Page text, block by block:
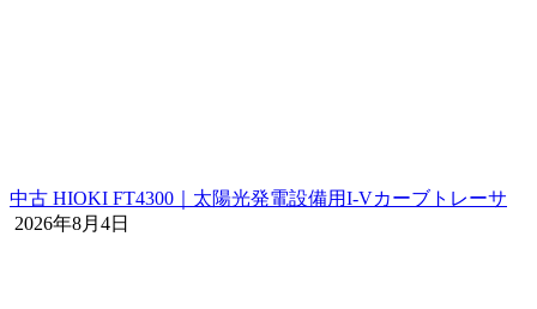
中古 HIOKI FT4300｜太陽光発電設備用I-Vカーブトレーサ
2026年8月4日